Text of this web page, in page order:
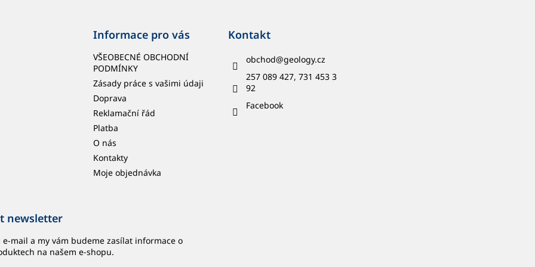
Informace pro vás
VŠEOBECNÉ OBCHODNÍ
PODMÍNKY
Zásady práce s vašimi údaji
Doprava
Reklamační řád
Platba
O nás
Kontakty
Moje objednávka
Kontakt
obchod@geology.cz
257 089 427, 731 453 3
92
Facebook
newsletter
e-mail a my vám budeme zasílat informace o
na našem e-shopu.